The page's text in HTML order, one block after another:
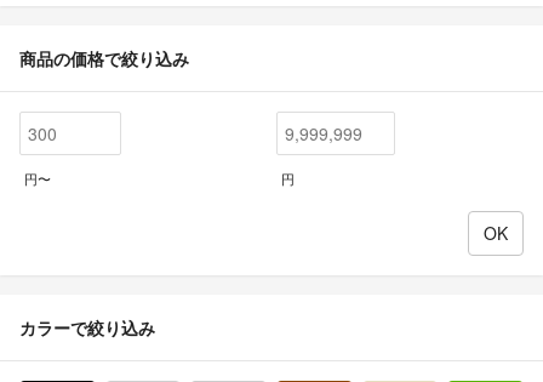
商品の価格で絞り込み
円〜 円
カラーで絞り込み